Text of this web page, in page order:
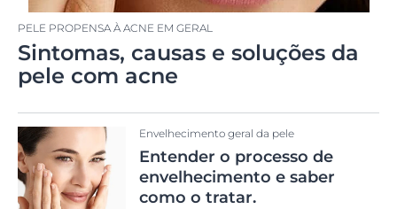
PELE PROPENSA À ACNE EM GERAL
Sintomas, causas e soluções da
pele com acne
Envelhecimento geral da pele
Entender o processo de
envelhecimento e saber
como o tratar.